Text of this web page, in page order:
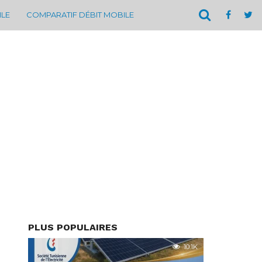
COMPARATIF DÉBIT MOBILE
PLUS POPULAIRES
10.1K